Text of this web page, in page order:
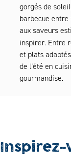
gorgés de
barbecue
aux saveurs
inspirer. Entre
et plats
de l’été en
gourmandise.
Sur
Inspirez-